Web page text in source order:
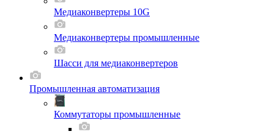
Медиаконвертеры 10G
Медиаконвертеры промышленные
Шасси для мeдиаконвертеров
Промышленная автоматизация
Коммутаторы промышленные